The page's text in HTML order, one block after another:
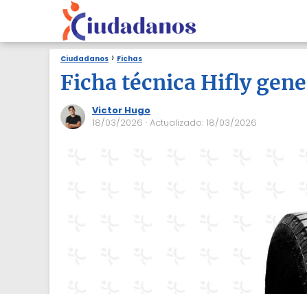
Ciudadanos Fichas
Ficha técnica Hifly
Victor Hugo
18/03/2026 · Actualizado: 18/03/2026